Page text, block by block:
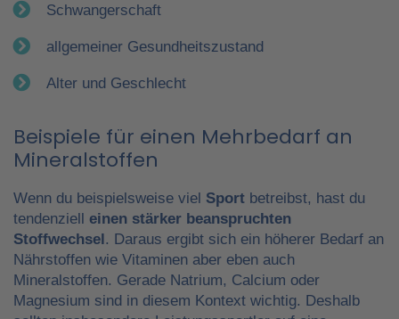
Schwangerschaft
allgemeiner Gesundheitszustand
Alter und Geschlecht
Beispiele für einen Mehrbedarf an
Mineralstoffen
Wenn du beispielsweise viel Sport betreibst, hast du
tendenziell einen stärker beanspruchten
Stoffwechsel. Daraus ergibt sich ein höherer Bedarf an
Nährstoffen wie Vitaminen aber eben auch
Mineralstoffen. Gerade Natrium, Calcium oder
Magnesium sind in diesem Kontext wichtig. Deshalb